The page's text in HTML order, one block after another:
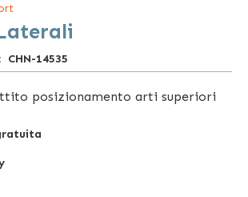
CHN-14535
posizionamento arti superiori